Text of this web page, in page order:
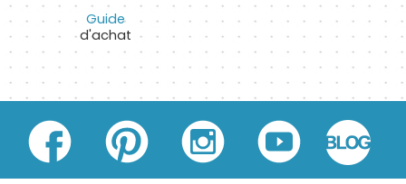
Guide
d'achat